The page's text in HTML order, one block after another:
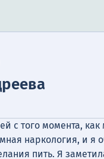
с того момента,
наркология, и я
пить. Я